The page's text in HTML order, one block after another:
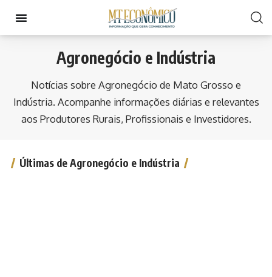
Agronegócio e Indústria
Notícias sobre Agronegócio de Mato Grosso e
Indústria. Acompanhe informações diárias e relevantes
aos Produtores Rurais, Profissionais e Investidores.
Últimas de Agronegócio e Indústria